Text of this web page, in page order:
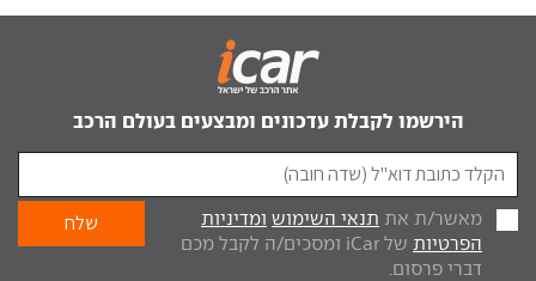
הירשמו לקבלת עדכונים ומבצעים בעולם הרכב
מאשר/ת את תנאי השימוש ומדיניות
הפרטיות
של iCar ומסכים/ה לקבל מכם
דברי פרסום.